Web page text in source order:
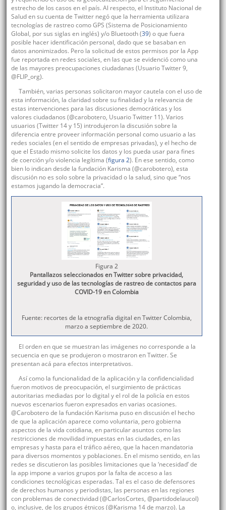
estrecho de los casos en el país. Al respecto, el Instituto Nacional de
Salud en su cuenta de Twitter negó que la herramienta utilizara
tecnologías de rastreo como GPS (Sistema de Posicionamiento
Global, por sus siglas en inglés) y/o Bluetooth (39) o que fuera
posible hacer identificación personal, dado que se basaban en
datos anonimizados. Pero la solicitud de estos permisos por la App
fue reportada en redes sociales, en las que se evidenció como una
de las mayores preocupaciones ciudadanas (Usuario Twitter 9,
@FLIP_org).
También, varias personas solicitaron mayor cautela con el uso de
esta información, la claridad sobre su finalidad y la relevancia de
estas intervenciones para las discusiones democráticas y los
valores ciudadanos (@carobotero, Usuario Twitter 11). Varios
usuarios (Twitter 14 y 15) introdujeron la discusión sobre la
diferencia entre proveer información personal como usuario a las
redes sociales (en el sentido de empresas privadas), y el hecho de
que el Estado mismo solicite los datos y los pueda usar para fines
de coerción y/o violencia legítima (figura 2). En ese sentido, como
bien lo indican desde la fundación Karisma (@carobotero), esta
discusión no es solo sobre la privacidad o la salud, sino que “nos
estamos jugando la democracia”.
Figura 2
Pantallazos seleccionados en Twitter sobre privacidad,
seguridad y uso de las tecnologías de rastreo de contactos para
COVID-19 en Colombia
Fuente: recortes de la etnografía digital en Twitter Colombia,
marzo a septiembre de 2020.
El orden en que se muestran las imágenes no corresponde a la
secuencia en que se produjeron o mostraron en Twitter. Se
presentan acá para efectos interpretativos.
Así como la funcionalidad de la aplicación y la confidencialidad
fueron motivos de preocupación, el surgimiento de prácticas
autoritarias mediadas por lo digital y el rol de la policía en estos
nuevos escenarios fueron expresados en varias ocasiones.
@Carobotero de la fundación Karisma puso en discusión el hecho
de que la aplicación aparece como voluntaria, pero gobierna
aspectos de la vida cotidiana, en particular asuntos como las
restricciones de movilidad impuestas en las ciudades, en las
empresas y hasta para el tráfico aéreo, que la hacen mandatoria
para diversos momentos y poblaciones. En el mismo sentido, en las
redes se discutieron las posibles limitaciones que la ‘necesidad’ de
la app impone a varios grupos por la falta de acceso a las
condiciones tecnológicas esperadas. Tal es el caso de defensores
de derechos humanos y periodistas, las personas en las regiones
con problemas de conectividad (@CarlosCortes, @partidodelaucol)
o, inclusive, de los grupos étnicos (@Karisma 14 de marzo). La